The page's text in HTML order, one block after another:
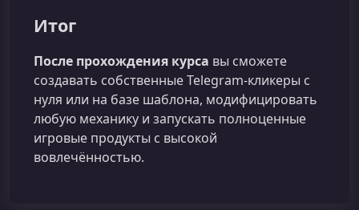
Итог
После прохождения курса вы сможете
создавать собственные Telegram‑кликеры с
нуля или на базе шаблона, модифицировать
любую механику и запускать полноценные
игровые продукты с высокой
вовлечённостью.